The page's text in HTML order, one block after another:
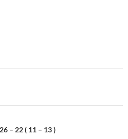
– 22 ( 11 – 13 )